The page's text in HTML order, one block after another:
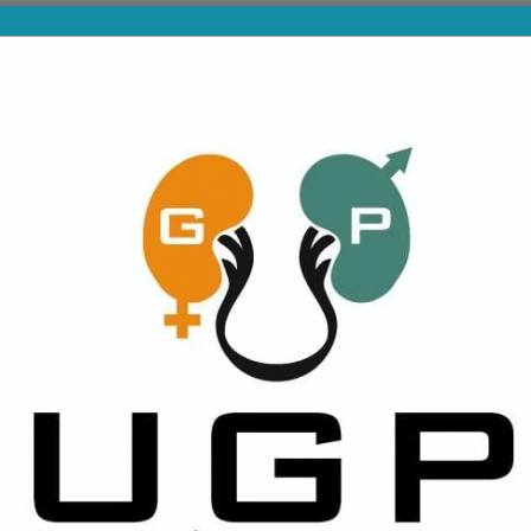
PROVINCIALES DIVISIONES INFERIORES